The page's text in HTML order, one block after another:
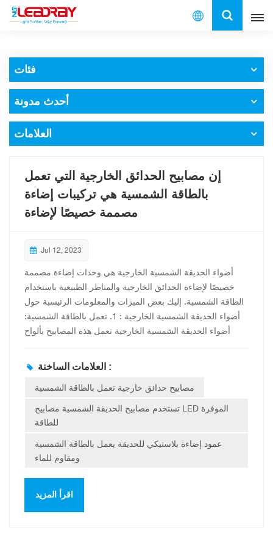
العربية
فئات
أحدث مدونة
العلامات
إن مصابيح الحدائق الخارجية التي تعمل
بالطاقة الشمسية هي تركيبات إضاءة
مصممة خصيصًا لإضاءة
Jul 12, 2023
أضواء الحديقة الشمسية الخارجية هي وحدات إضاءة مصممة
خصيصًا لإضاءة الحدائق الخارجية والمناظر الطبيعية باستخدام
الطاقة الشمسية. إليك بعض الميزات والمعلومات الرئيسية حول
أضواء الحديقة الشمسية الخارجية : 1. تعمل بالطاقة الشمسية:
أضواء الحديقة الشمسية الخارجية تعمل هذه المصابيح بألواح
الألواح البطاريات القابلة لإعادة الشحن المرفقة خلال النهار،
الحاجة إلى الأسلاك ومصادر الكهرباء الخارجية، مما يجعلها
مريحة وموفرة للطاقة. ٢. سهولة التركيب: عادةً ما تكون مصابيح
الحدائق الشمسية الخارجية وحدات مستقلة لا تتطلب أي
تصلها أشعة الشمس بشكل كافٍ، مثل الحدائق، والممرات،
ومداخل السيارات، وأحواض الزهور. تأتي بعض الموديلات مزودة
بأوتاد أو حوامل تثبيت لسهولة التثبيت على الأرض أو الجدران. 3.
إضاءة LED: معظم الإضاءة الخارجية تستخدم مصابيح الحديقة
العلامات الساخنة :
مصابيح حدائق خارجية تعمل بالطاقة الشمسية
تستخدم مصابيح الحديقة الشمسية مصابيح LED الموفرة
للطاقة
عمود إضاءة بلاستيكي للحديقة يعمل بالطاقة الشمسية
ومقاوم للماء
اقرأ المزيد